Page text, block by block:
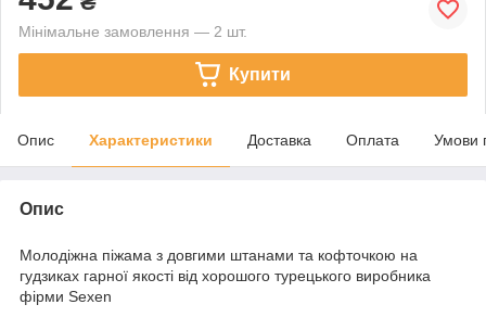
Мінімальне замовлення — 2 шт.
Купити
Опис Характеристики Доставка Оплата Умови
Опис
Молодіжна піжама з довгими штанами та кофточкою на
гудзиках гарної якості від хорошого турецького виробника
фірми Sexen